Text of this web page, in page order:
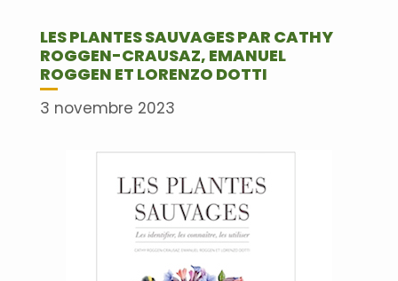
LES PLANTES SAUVAGES PAR CATHY
ROGGEN-CRAUSAZ, EMANUEL
ROGGEN ET LORENZO DOTTI
3 novembre 2023